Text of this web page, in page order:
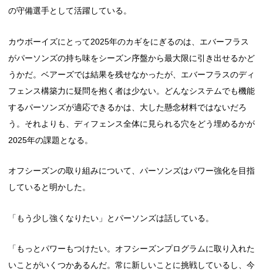
の守備選手として活躍している。
カウボーイズにとって2025年のカギをにぎるのは、エバーフラス
がパーソンズの持ち味をシーズン序盤から最大限に引き出せるかど
うかだ。ベアーズでは結果を残せなかったが、エバーフラスのディ
フェンス構築力に疑問を抱く者は少ない。どんなシステムでも機能
するパーソンズが適応できるかは、大した懸念材料ではないだろ
う。それよりも、ディフェンス全体に見られる穴をどう埋めるかが
2025年の課題となる。
オフシーズンの取り組みについて、パーソンズはパワー強化を目指
していると明かした。
「もう少し強くなりたい」とパーソンズは話している。
「もっとパワーもつけたい。オフシーズンプログラムに取り入れた
いことがいくつかあるんだ。常に新しいことに挑戦しているし、今